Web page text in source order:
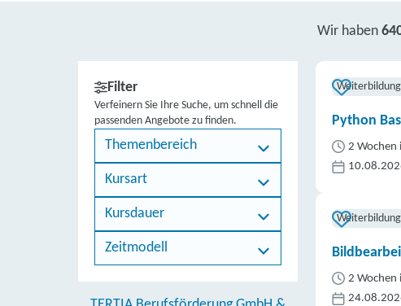
Wir haben
Filter
Verfeinern Sie Ihre Suche, um schnell die
passenden Angebote zu finden.
Themenbereich
Kursart
Kursdauer
Zeitmodell
Weiterbildung
Python
2 Wochen
Weiterbildung
2 Wochen